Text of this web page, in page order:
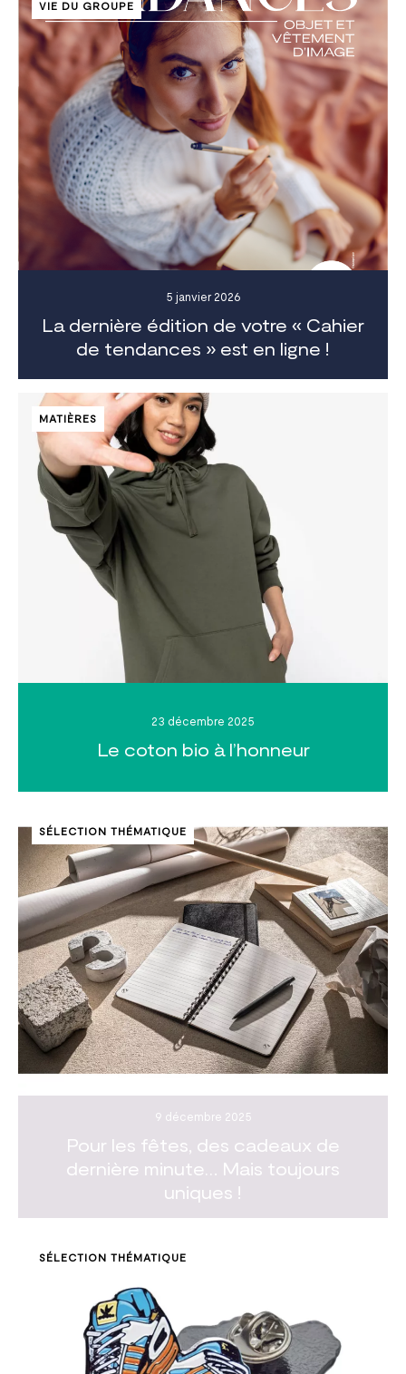
VIE DU GROUPE
5 janvier 2026
La dernière édition de votre « Cahier
de tendances » est en ligne !
MATIÈRES
23 décembre 2025
Le coton bio à l’honneur
SÉLECTION THÉMATIQUE
9 décembre 2025
Pour les fêtes, des cadeaux de
dernière minute… Mais toujours
uniques !
SÉLECTION THÉMATIQUE